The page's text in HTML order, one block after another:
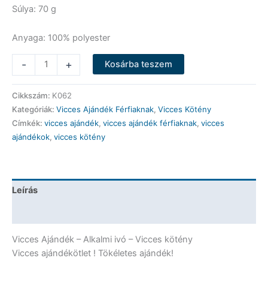
Súlya: 70 g
Anyaga: 100% polyester
-
Kötény
-
Alkalmi
ivó
-
Vicces
+ Kosárba teszem
Cikkszám: K062
Kategóriák: Vicces Ajándék Férfiaknak, Vicces Kötény
Címkék: vicces ajándék, vicces ajándék férfiaknak, vicces
ajándékok, vicces kötény
Leírás
Vicces Ajándék – Alkalmi ivó – Vicces kötény
Vicces ajándékötlet ! Tökéletes ajándék!